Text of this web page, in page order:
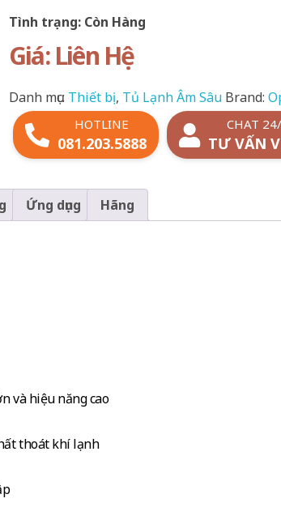
Tình trạng: Còn Hàng
Giá: Liên Hệ
HOTLINE
081.203.5888
CHAT
TƯ VẤN
Danh mục: Thiết bị, Tủ Lạnh Âm Sâu Brand:
Ứng dụng Hãng
và hiệu năng cao
thoát khí lạnh